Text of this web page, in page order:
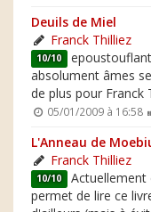
Deuils de Miel
Franck Thilliez
10/10 epoustouflant
absolument âmes
de plus pour Franck
05/01/2009 à 16:58
L'Anneau de
Franck Thilliez
10/10 Actuellement
permet de lire ce